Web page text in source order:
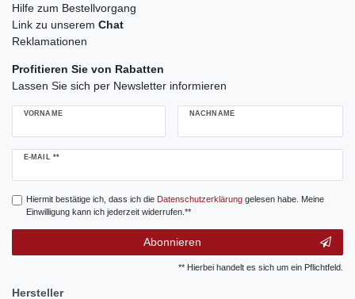
Hilfe zum Bestellvorgang
Link zu unserem Chat
Reklamationen
Profitieren Sie von Rabatten
Lassen Sie sich per Newsletter informieren
VORNAME NACHNAME
E-MAIL **
Newsletter
Hiermit bestätige ich, dass ich die Daten­schutz­erklärunggelesen habe. Meine
Einwilligung kann ich jederzeit widerrufen.**
Abonnieren
** Hierbei handelt es sich um ein Pflichtfeld.
Hersteller